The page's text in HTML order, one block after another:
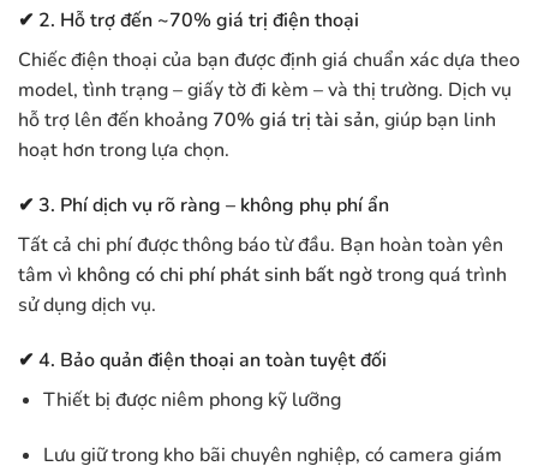
✔ 2. Hỗ trợ đến ~70% giá trị điện thoại
Chiếc điện thoại của bạn được định giá chuẩn xác dựa theo
model, tình trạng – giấy tờ đi kèm – và thị trường. Dịch vụ
hỗ trợ lên đến khoảng 70% giá trị tài sản, giúp bạn linh
hoạt hơn trong lựa chọn.
✔ 3. Phí dịch vụ rõ ràng – không phụ phí ẩn
Tất cả chi phí được thông báo từ đầu. Bạn hoàn toàn yên
tâm vì không có chi phí phát sinh bất ngờtrong quá trình
sử dụng dịch vụ.
✔ 4. Bảo quản điện thoại an toàn tuyệt đối
Thiết bị được niêm phong kỹ lưỡng
Lưu giữ trong kho bãi chuyên nghiệp, có camera giám